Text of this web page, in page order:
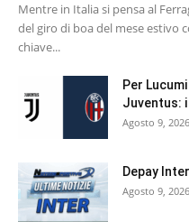
Mentre in Italia si pensa al
del giro di boa del mese estivo
chiave...
Per
Juventus:
Agosto 9, 2026
Depay
Agosto 9, 2026